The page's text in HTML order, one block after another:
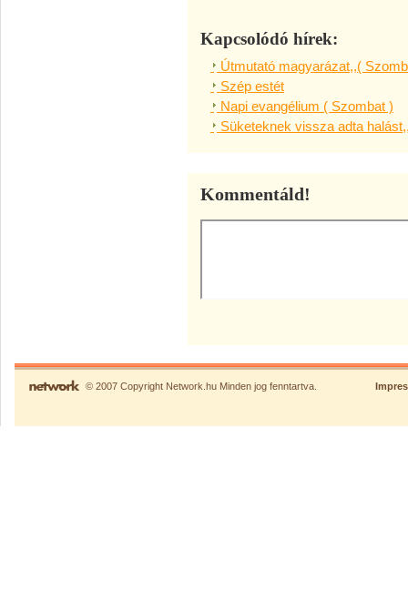
Kapcsolódó hírek:
Útmutató magyarázat,,(
Szép estét
Napi evangélium ( Szombat )
Süketeknek vissza adta
Kommentáld!
© 2007 Copyright Network.hu Minden jog fenntartva.